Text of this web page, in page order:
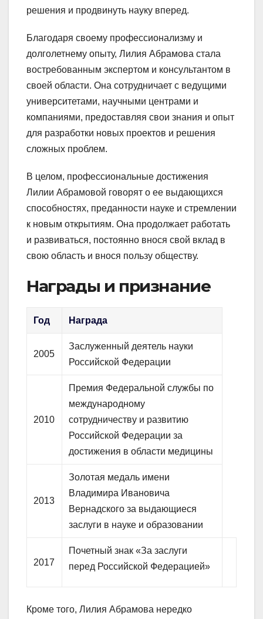
решения и продвинуть науку вперед.
Благодаря своему профессионализму и
долголетнему опыту, Лилия Абрамова стала
востребованным экспертом и консультантом в
своей области. Она сотрудничает с ведущими
университетами, научными центрами и
компаниями, предоставляя свои знания и опыт
для разработки новых проектов и решения
сложных проблем.
В целом, профессиональные достижения
Лилии Абрамовой говорят о ее выдающихся
способностях, преданности науке и стремлении
к новым открытиям. Она продолжает работать
и развиваться, постоянно внося свой вклад в
свою область и внося пользу обществу.
Награды и признание
Год Награда
2005
Заслуженный деятель науки
Российской Федерации
2010
Премия Федеральной службы по
международному
сотрудничеству и развитию
Российской Федерации за
достижения в области медицины
2013
Золотая медаль имени
Владимира Ивановича
Вернадского за выдающиеся
заслуги в науке и образовании
2017
Почетный знак «За заслуги
перед Российской Федерацией»
Кроме того, Лилия Абрамова нередко